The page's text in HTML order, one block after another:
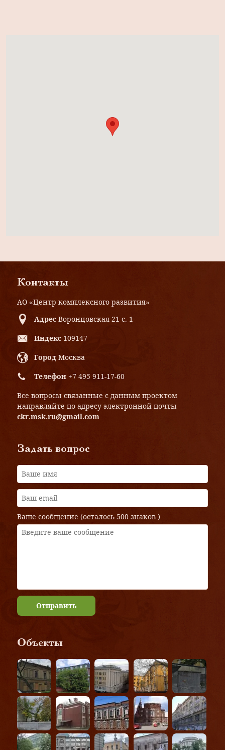
Контакты
АО «Центр комплексного развития»
Адрес Воронцовская 21 с. 1
Индекс 109147
Город Москва
Телефон +7 495 911-17-60
Все вопросы связанные с данным проектом
направляйте по адресу электронной почты
ckr.msk.ru@gmail.com
Задать вопрос
Ваше сообщение (осталось 500 знаков )
Отправить
Объекты